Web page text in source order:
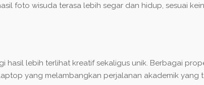
foto wisuda terasa lebih segar dan hidup, sesuai
hasil lebih terlihat kreatif sekaligus unik. Berbagai
yang melambangkan perjalanan akademik yang